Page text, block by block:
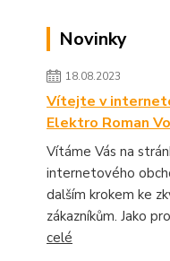
Novinky
18.08.2023
Vítejte v
Elektro Roman
Vítáme Vás na
internetového
dalším krokem ke
zákazníkům. Jako
celé